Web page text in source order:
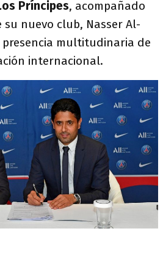
Príncipes, acompañado
nuevo club, Nasser Al-
multitudinaria de
internacional.